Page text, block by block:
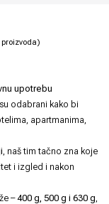
proizvoda)
upotrebu
odabrani kako bi
apartmanima,
, naš tim tačno zna koje
i izgled i nakon
–400 g, 500 g i 630 g,